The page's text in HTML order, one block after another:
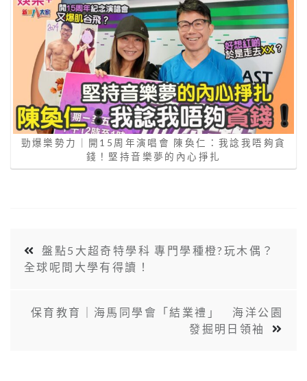
勁爆樂勢力｜開15周年演唱會 陳奐仁：我諗我唔夠貪
錢！堅持音樂夢的內心掙扎
盤點5大超奇特學科 專門學種橙?玩木偶？
全球呢間大學有得讀！
保育教育｜海馬同學會「結業禮」 海洋公園
發掘明日領袖